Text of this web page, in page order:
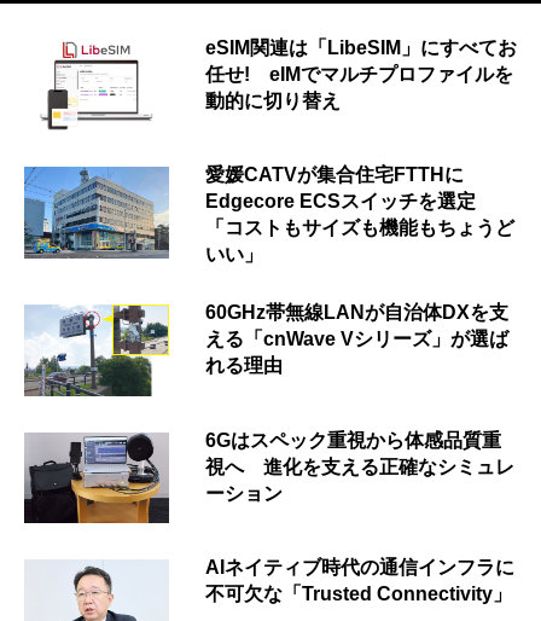
eSIM関連は「LibeSIM」にすべてお
任せ! eIMでマルチプロファイルを
動的に切り替え
愛媛CATVが集合住宅FTTHに
Edgecore ECSスイッチを選定
「コストもサイズも機能もちょうど
いい」
60GHz帯無線LANが自治体DXを支
える「cnWave Vシリーズ」が選ば
れる理由
6Gはスペック重視から体感品質重
視へ 進化を支える正確なシミュレ
ーション
AIネイティブ時代の通信インフラに
不可欠な「Trusted Connectivity」